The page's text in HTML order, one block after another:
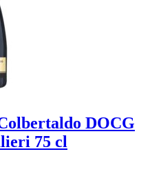
DOCG
75 cl